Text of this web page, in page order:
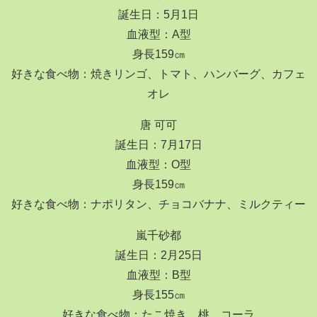
誕生日：5月1日
血液型：A型
身長159㎝
好きな食べ物：焼きリンゴ、トマト、ハンバーグ、カフェ
オレ
唐 可可
誕生日：7月17日
血液型：O型
身長159㎝
好きな食べ物：ナポリタン、チョコバナナ、ミルクティー
嵐千砂都
誕生日：2月25日
血液型：B型
身長155㎝
好きな食べ物：たこ焼き、桃、コーラ